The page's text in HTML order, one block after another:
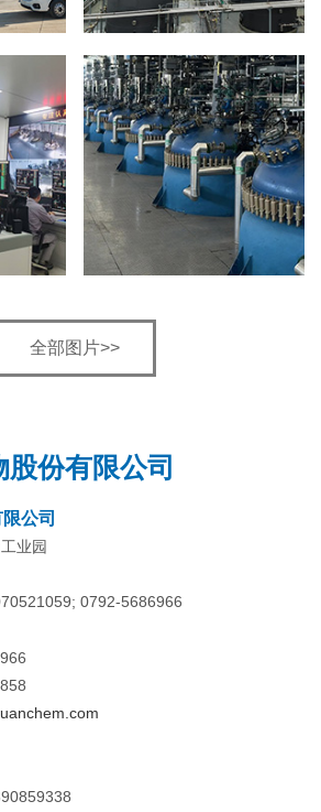
全部图片>>
份有限公司
公司
业园
0792-5686966